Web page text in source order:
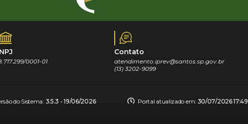
0001-01
Contato
atendimento.iprev@santos.sp.gov.br
(13) 3202-9099
do Sistema: 3.5.3 - 19/06/2026 Portal atualizado em: 30/07/2026 17:49